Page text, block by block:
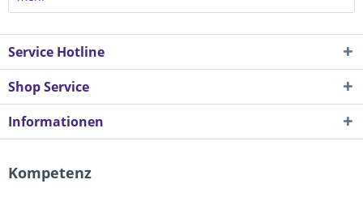
Service Hotline
Shop Service
Informationen
Kompetenz